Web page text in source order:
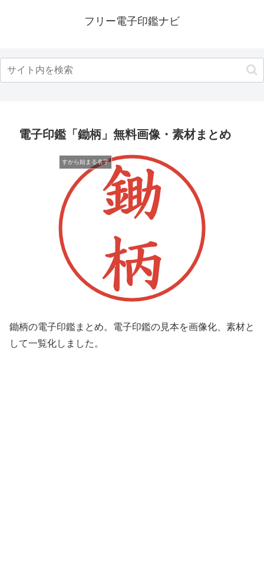
フリー電子印鑑ナビ
電子印鑑「鋤柄」無料画像・素材まとめ
すから始まる名字
鋤柄の電子印鑑まとめ。電子印鑑の見本を画像化、素材と
して一覧化しました。